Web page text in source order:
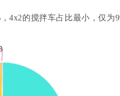
4x2的搅拌车占比最小，仅为